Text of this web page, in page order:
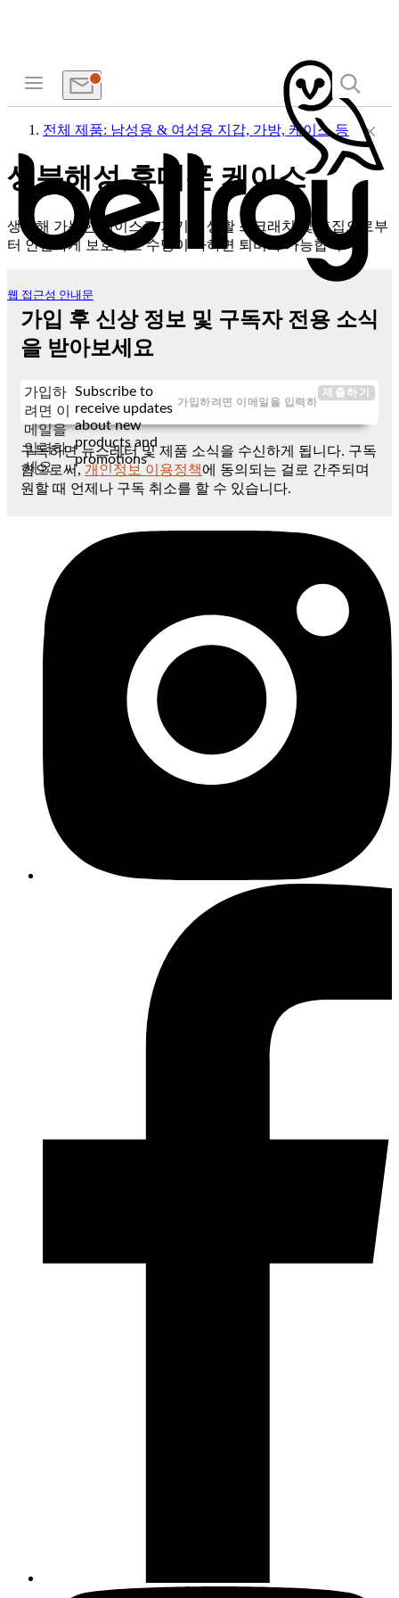
웹 접근성 안내문
전체 제품: 남성용 & 여성용 지갑, 가방, 케이스 등
생분해성 휴대폰 케이스
생분해 가능한 케이스로 기기를 생활 스크래치 및 흠집으로부
터 안전하게 보호하고 수명이 다하면 퇴비화 가능합니다.
가입 후 신상 정보 및 구독자 전용 소식
을 받아보세요
가입하
려면 이
메일을
입력하
세요
Subscribe to
receive updates
about new
products and
promotions
제출하기
구독하면 뉴스레터 및 제품 소식을 수신하게 됩니다. 구독
함으로써, 개인정보 이용정책에 동의되는 걸로 간주되며
원할 때 언제나 구독 취소를 할 수 있습니다.